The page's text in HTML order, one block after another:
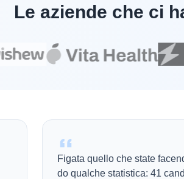
Le aziende che ci
Figata quello che state
do qualche statistica: 41